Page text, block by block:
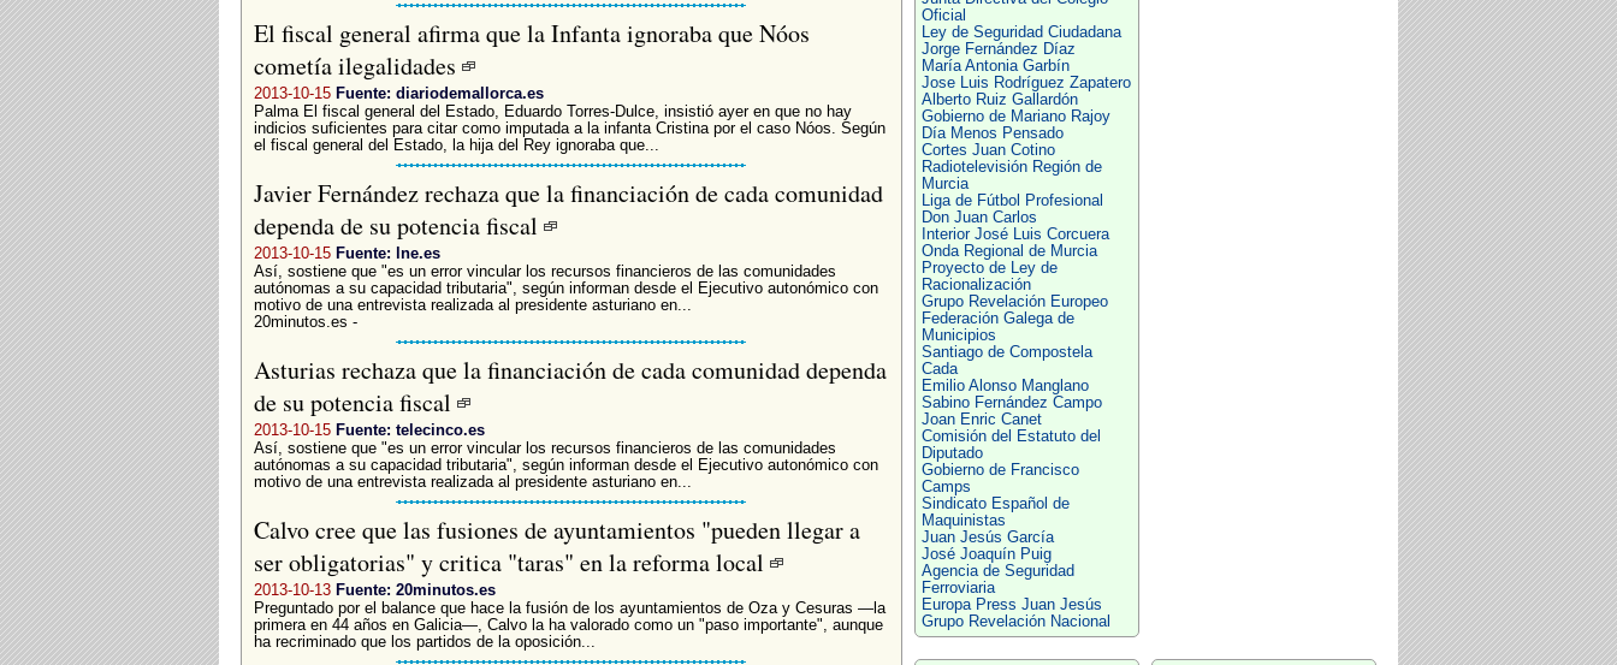
El fiscal general afirma que la Infanta ignoraba que Nóos
cometía ilegalidades
2013-10-15 Fuente: diariodemallorca.es
Palma El fiscal general del Estado, Eduardo Torres-Dulce, insistió ayer en que no hay
indicios suficientes para citar como imputada a la infanta Cristina por el caso Nóos. Según
el fiscal general del Estado, la hija del Rey ignoraba que...
Javier Fernández rechaza que la financiación de cada comunidad
dependa de su potencia fiscal
2013-10-15 Fuente: lne.es
Así, sostiene que "es un error vincular los recursos financieros de las comunidades
autónomas a su capacidad tributaria", según informan desde el Ejecutivo autonómico con
motivo de una entrevista realizada al presidente asturiano en...
20minutos.es -
Asturias rechaza que la financiación de cada comunidad dependa
de su potencia fiscal
2013-10-15 Fuente: telecinco.es
Así, sostiene que "es un error vincular los recursos financieros de las comunidades
autónomas a su capacidad tributaria", según informan desde el Ejecutivo autonómico con
motivo de una entrevista realizada al presidente asturiano en...
Calvo cree que las fusiones de ayuntamientos "pueden llegar a
ser obligatorias" y critica "taras" en la reforma local
2013-10-13 Fuente: 20minutos.es
Preguntado por el balance que hace la fusión de los ayuntamientos de Oza y Cesuras —la
primera en 44 años en Galicia—, Calvo la ha valorado como un "paso importante", aunque
ha recriminado que los partidos de la oposición...
Oficial
Ley de Seguridad Ciudadana
Jorge Fernández Díaz
María Antonia Garbín
Jose Luis Rodríguez Zapatero
Alberto Ruiz Gallardón
Gobierno de Mariano Rajoy
Día Menos Pensado
Cortes Juan Cotino
Radiotelevisión Región de
Murcia
Liga de Fútbol Profesional
Don Juan Carlos
Interior José Luis Corcuera
Onda Regional de Murcia
Proyecto de Ley de
Racionalización
Grupo Revelación Europeo
Federación Galega de
Municipios
Santiago de Compostela
Cada
Emilio Alonso Manglano
Sabino Fernández Campo
Joan Enric Canet
Comisión del Estatuto del
Diputado
Gobierno de Francisco
Camps
Sindicato Español de
Maquinistas
Juan Jesús García
José Joaquín Puig
Agencia de Seguridad
Ferroviaria
Europa Press Juan Jesús
Grupo Revelación Nacional